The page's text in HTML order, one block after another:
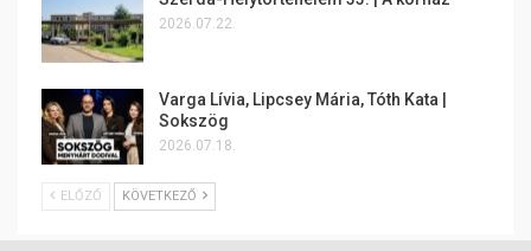
2026.07.22.
Varga Lívia, Lipcsey Mária, Tóth Kata |
Sokszög
2026.07.18.
ELŐZŐ KÖVETKEZŐ